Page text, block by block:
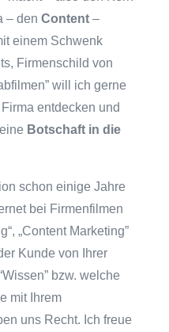
– den Content–
einem Schwenk
Firmenschild von
will ich gerne
entdecken und
Botschaft in die
schon einige Jahre
bei Firmenfilmen
„Content Marketing”
Kunde von Ihrer
bzw. welche
mit Ihrem
uns Recht. Ich freue